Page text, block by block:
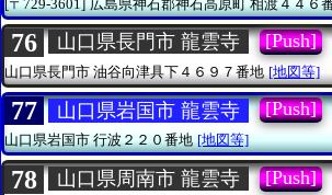
[〒729-3601] 広島県神石郡神石高原町相渡４４６
76 山口県長門市 龍雲寺 [Push]
山口県長門市 油谷向津具下４６９７番地 [地図等]
77 山口県岩国市 龍雲寺 [Push]
山口県岩国市行波２２０番地 [地図等]
78 山口県周南市 龍雲寺 [Push]